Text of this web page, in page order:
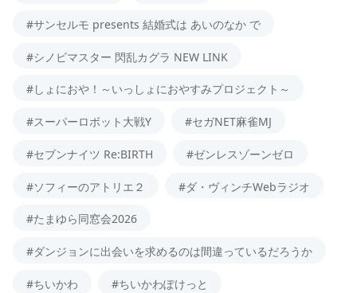
#サンセルモ presents 結婚式は あいのなか で
#シノビマスター 閃乱カグラ NEW LINK
#しょにおや！～いっしょにおやすみプロジェクト～
#スーパーロボット大戦Y #セガNET麻雀MJ
#セブンナイツ Re:BIRTH #ゼンレスゾーンゼロ
#ソフィーのアトリエ２ #ダ・ヴィンチWebラジオ
#たまゆら同窓会2026
#ダンジョンに出会いを求めるのは間違っているだろうか
#ちいかわ #ちいかわぽけっと